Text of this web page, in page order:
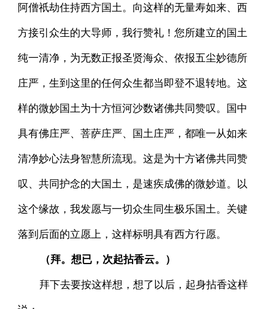
阿僧祇劫住持西方国土。向这样的无量寿如来、西
方接引众生的大导师，我行赞礼！您所建立的国土
纯一清净，为无数正报圣贤海众、依报五尘妙德所
庄严，生到这里的任何众生都当即登不退转地。这
样的微妙国土为十方恒河沙数诸佛共同赞叹。国中
具有佛庄严、菩萨庄严、国土庄严，都唯一从如来
清净妙心法身智慧所流现。这是为十方诸佛共同赞
叹、共同护念的大国土，是速疾成佛的微妙道。以
这个缘故，我发愿与一切众生同生极乐国土。关键
落到后面的立愿上，这样标明具有西方行愿。
（拜。想已，次起拈香云。）
拜下去要按这样想，想了以后，起身拈香这样